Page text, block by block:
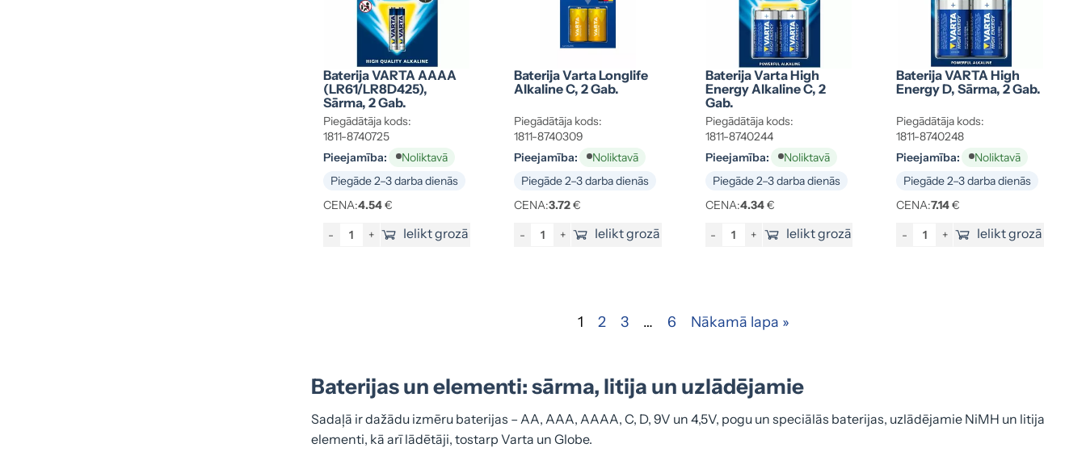
Baterija VARTA AAAA
(LR61/LR8D425),
Sārma, 2 Gab.
Piegādātāja kods:
1811-8740725
Pieejamība:
Noliktavā
Piegāde 2–3 darba dienās
CENA:4.54€
- + Ielikt grozā
Baterija Varta Longlife
Alkaline C, 2 Gab.
Piegādātāja kods:
1811-8740309
Pieejamība:
Noliktavā
Piegāde 2–3 darba dienās
CENA:3.72€
- + Ielikt grozā
Baterija Varta High
Energy Alkaline C, 2
Gab.
Piegādātāja kods:
1811-8740244
Pieejamība:
Noliktavā
Piegāde 2–3 darba dienās
CENA:4.34€
- + Ielikt grozā
Baterija VARTA High
Energy D, Sārma, 2 Gab.
Piegādātāja kods:
1811-8740248
Pieejamība:
Noliktavā
Piegāde 2–3 darba dienās
CENA:7.14€
- + Ielikt grozā
1 2 3 … 6 Nākamā lapa »
Baterijas un elementi: sārma, litija un uzlādējamie
Sadaļā ir dažādu izmēru baterijas – AA, AAA, AAAA, C, D, 9V un 4,5V, pogu un speciālās baterijas, uzlādējamie NiMH un litija
elementi, kā arī lādētāji, tostarp Varta un Globe.